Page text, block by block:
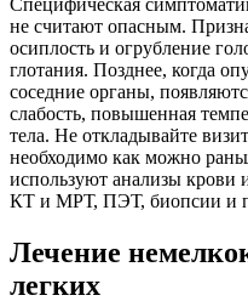
не считают опасным.
осиплость и огрубление
глотания. Позднее, когда
соседние органы,
слабость, повышенная
тела. Не откладывайте
необходимо как можно
используют анализы крови
КТ и МРТ, ПЭТ, биопсии и
Лечение
легких